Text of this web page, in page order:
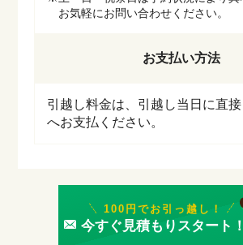
お気軽にお問い合わせください。
お支払い方法
引越し料金は、引越し当日に直
へお支払ください。
100円でお引っ越し！
今すぐ見積もりスタート！